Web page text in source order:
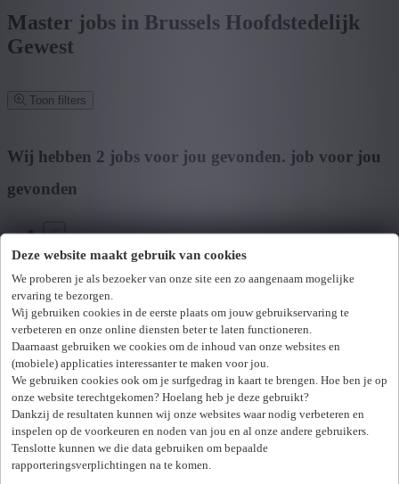
Deze website maakt gebruik van cookies
We proberen je als bezoeker van onze site een zo aangenaam mogelijke
ervaring te bezorgen.
Wij gebruiken cookies in de eerste plaats om jouw gebruikservaring te
verbeteren en onze online diensten beter te laten functioneren.
Daarnaast gebruiken we cookies om de inhoud van onze websites en
(mobiele) applicaties interessanter te maken voor jou.
We gebruiken cookies ook om je surfgedrag in kaart te brengen. Hoe ben je op
onze website terechtgekomen? Hoelang heb je deze gebruikt?
Dankzij de resultaten kunnen wij onze websites waar nodig verbeteren en
inspelen op de voorkeuren en noden van jou en al onze andere gebruikers.
Tenslotte kunnen we die data gebruiken om bepaalde
rapporteringsverplichtingen na te komen.
Master jobs in Brussels Hoofdstedelijk
Gewest
Toon filters
Postcode of gemeente
Jobtype
Vakgebied
Zoek vacatures
Mijn gekozen filters
Wis alle filters
Provincie: Brussels Hoofdstedelijk Gewest
Wij hebben 2 jobs voor jou gevonden. job voor jou
gevonden
U hebt geen toegang tot deze pagina of bent niet langer aangemeld.
Opnieuw aanmelden.
Er is een fout opgetreden. Gelieve later opnieuw te proberen.
Sluiten
Project Manager (Bouwheer)
Bewaar